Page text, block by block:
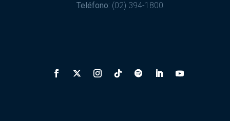
Teléfono: (02) 394-1800